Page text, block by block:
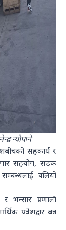
न्यौपाने
सहकार्य र
सहयोग, सडक
सम्बन्धलाई बलियो
र भन्सार प्रणाली
प्रवेशद्वार बन्न